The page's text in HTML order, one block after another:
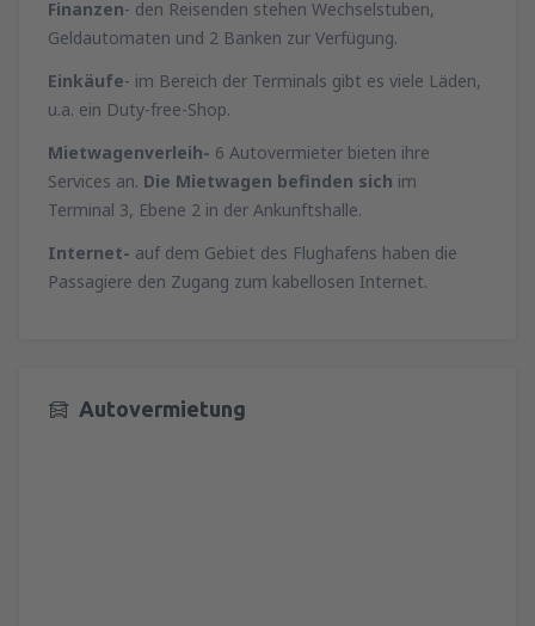
Finanzen- den Reisenden stehen Wechselstuben,
Geldautomaten und 2 Banken zur Verfügung.
Einkäufe- im Bereich der Terminals gibt es viele Läden,
u.a. ein Duty-free-Shop.
Mietwagenverleih- 6 Autovermieter bieten ihre
Services an. Die Mietwagen befinden sich im
Terminal 3, Ebene 2 in der Ankunftshalle.
Internet- auf dem Gebiet des Flughafens haben die
Passagiere den Zugang zum kabellosen Internet.
Autovermietung